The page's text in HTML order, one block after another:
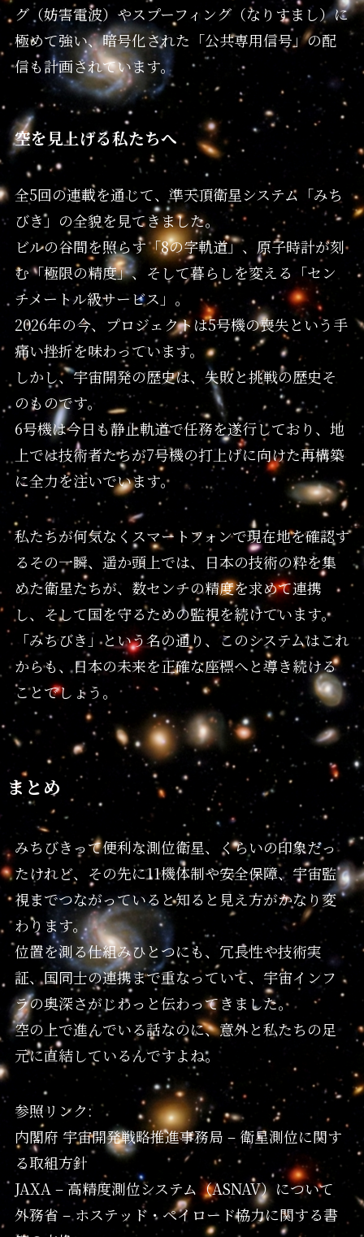
グ（妨害電波）やスプーフィング（なりすまし）に
極めて強い、暗号化された「公共専用信号」の配
信も計画されています。
空を見上げる私たちへ
全5回の連載を通じて、準天頂衛星システム「みち
びき」の全貌を見てきました。
ビルの谷間を照らす「8の字軌道」、原子時計が刻
む「極限の精度」、そして暮らしを変える「セン
チメートル級サービス」。
2026年の今、プロジェクトは5号機の喪失という手
痛い挫折を味わっています。
しかし、宇宙開発の歴史は、失敗と挑戦の歴史そ
のものです。
6号機は今日も静止軌道で任務を遂行しており、地
上では技術者たちが7号機の打上げに向けた再構築
に全力を注いでいます。
私たちが何気なくスマートフォンで現在地を確認す
るその一瞬、遥か頭上では、日本の技術の粋を集
めた衛星たちが、数センチの精度を求めて連携
し、そして国を守るための監視を続けています。
「みちびき」という名の通り、このシステムはこれ
からも、日本の未来を正確な座標へと導き続ける
ことでしょう。
まとめ
みちびきって便利な測位衛星、くらいの印象だっ
たけれど、その先に11機体制や安全保障、宇宙監
視までつながっていると知ると見え方がかなり変
わります。
位置を測る仕組みひとつにも、冗長性や技術実
証、国同士の連携まで重なっていて、宇宙インフ
ラの奥深さがじわっと伝わってきました。
空の上で進んでいる話なのに、意外と私たちの足
元に直結しているんですよね。
参照リンク:
内閣府 宇宙開発戦略推進事務局 – 衛星測位に関す
る取組方針
JAXA – 高精度測位システム（ASNAV）について
外務省 – ホステッド・ペイロード協力に関する書